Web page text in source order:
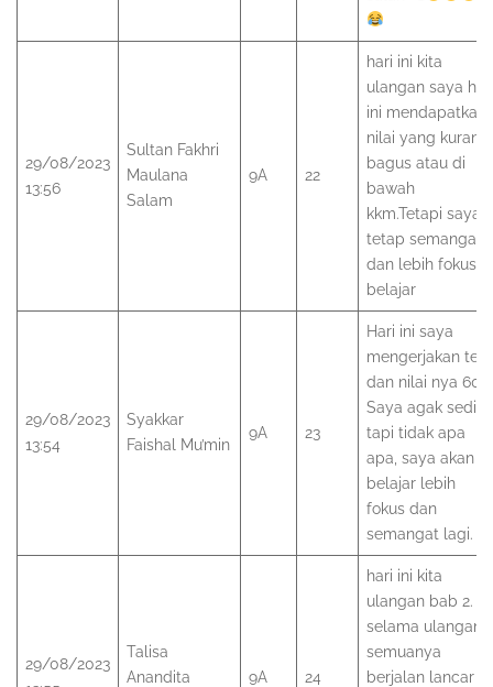
29/08/2023
13:56
Sultan Fakhri
Maulana
Salam
9A 22
hari ini kita
ulangan saya hari
ini mendapatkan
nilai yang kurang
bagus atau di
bawah
kkm.Tetapi saya
tetap semangat
dan lebih fokus
belajar
29/08/2023
13:54
Syakkar
Faishal Mu’min
9A 23
Hari ini saya
mengerjakan tes
dan nilai nya 60.
Saya agak sedih
tapi tidak apa
apa, saya akan
belajar lebih
fokus dan
semangat lagi.
29/08/2023
Talisa
Anandita
9A 24
hari ini kita
ulangan bab 2.
selama ulangan
semuanya
berjalan lancar